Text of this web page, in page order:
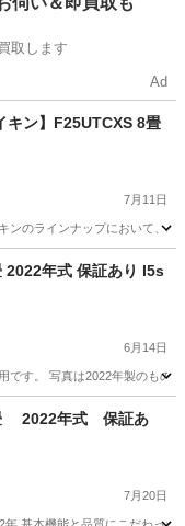
取します
Ad
キン】F25UTCXS 8畳
7月11日
ンのラインナップにおいて、
ダイキン
2022年式 保証あり I5s
6月14日
です。 写真は2022年製のも
2022年式 保証あ
7月20日